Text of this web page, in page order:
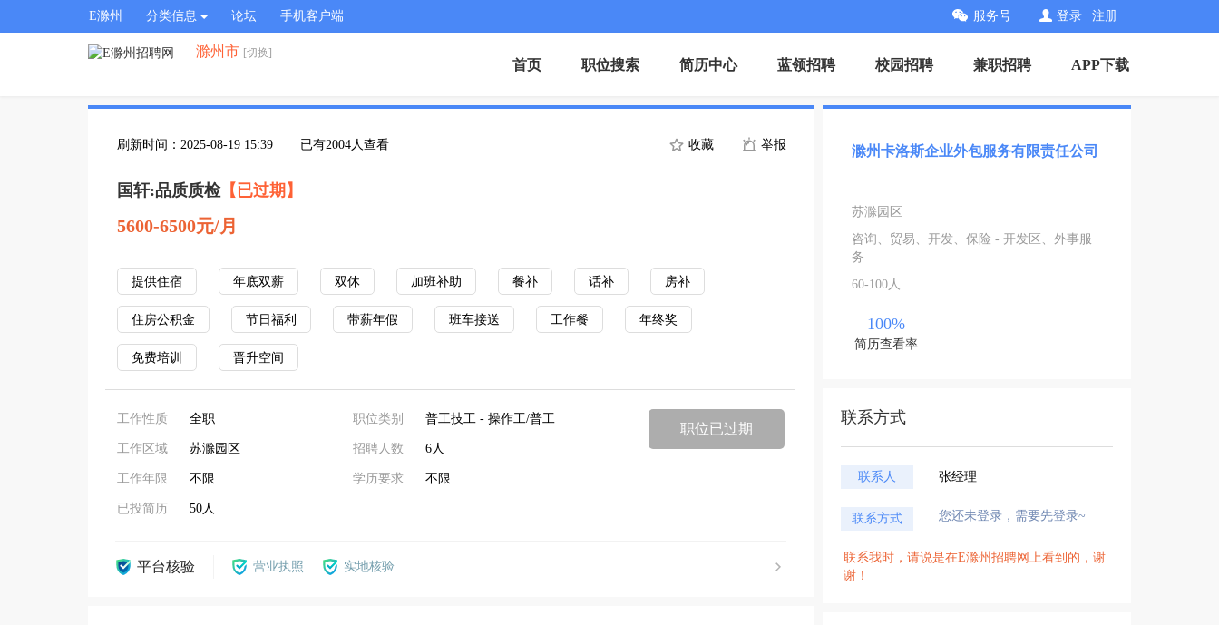
E滁州 分类信息 论坛 手机客户端 服务号 登录 注册
滁州市 [切换]
首页 职位搜索 简历中心 蓝领招聘 校园招聘 兼职招聘 APP下载
刷新时间：2025-08-19 15:39 已有2004人查看 收藏 举报
国轩:品质质检【已过期】
5600-6500元/月
提供住宿 年底双薪 双休 加班补助 餐补 话补 房补
住房公积金 节日福利 带薪年假 班车接送 工作餐 年终奖
免费培训 晋升空间
工作性质 全职
工作区域 苏滁园区
工作年限 不限
已投简历 50人
职位类别 普工技工 - 操作工/普工
招聘人数 6人
学历要求 不限
职位已过期
平台核验 营业执照 实地核验
滁州卡洛斯企业外包服务有限责任公司
苏滁园区
咨询、贸易、开发、保险 - 开发区、外事服
务
60-100人
100%
简历查看率
联系方式
联系人 张经理
联系方式 您还未登录，需要先登录~
联系我时，请说是在E滁州招聘网上看到的，谢
谢！